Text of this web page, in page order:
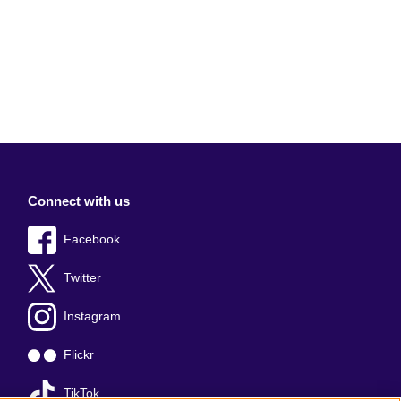
Connect with us
Facebook
Twitter
Instagram
Flickr
TikTok